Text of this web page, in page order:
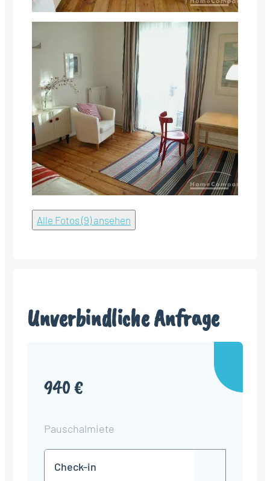
Alle Fotos (9) ansehen
Unverbindliche Anfrage
940 €
Pauschalmiete
TT